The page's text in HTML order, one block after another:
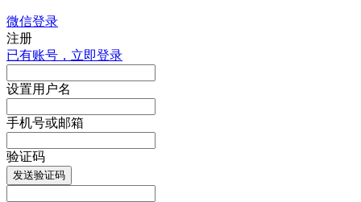
微信登录
注册
已有账号，立即登录
设置用户名
手机号或邮箱
验证码
发送验证码